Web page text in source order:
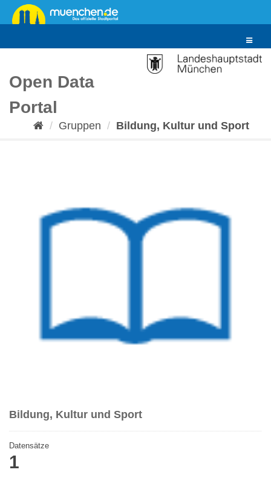
Überspringen
zum
Toggle
Open Data
Portal
Gruppen Bildung, Kultur und Sport
Bildung, Kultur und Sport
Datensätze
1